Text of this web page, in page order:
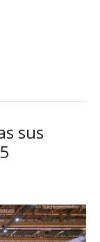
sus